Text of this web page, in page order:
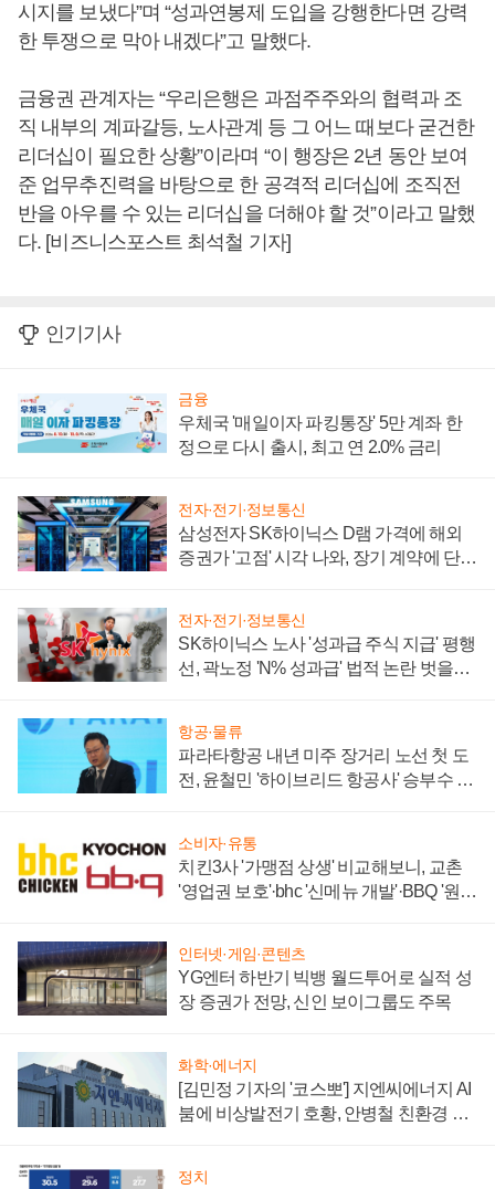
시지를 보냈다”며 “성과연봉제 도입을 강행한다면 강력
한 투쟁으로 막아 내겠다”고 말했다.
금융권 관계자는 “우리은행은 과점주주와의 협력과 조
직 내부의 계파갈등, 노사관계 등 그 어느 때보다 굳건한
리더십이 필요한 상황”이라며 “이 행장은 2년 동안 보여
준 업무추진력을 바탕으로 한 공격적 리더십에 조직전
반을 아우를 수 있는 리더십을 더해야 할 것”이라고 말했
다. [비즈니스포스트 최석철 기자]
인기기사
금융
우체국 '매일이자 파킹통장' 5만 계좌 한
정으로 다시 출시, 최고 연 2.0% 금리
전자·전기·정보통신
삼성전자 SK하이닉스 D램 가격에 해외
증권가 '고점' 시각 나와, 장기 계약에 단점
전자·전기·정보통신
SK하이닉스 노사 '성과급 주식 지급' 평행
선, 곽노정 'N% 성과급' 법적 논란 벗을지
항공·물류
파라타항공 내년 미주 장거리 노선 첫 도
전, 윤철민 '하이브리드 항공사' 승부수 통
소비자·유통
치킨3사 '가맹점 상생' 비교해보니, 교촌
'영업권 보호'·bhc '신메뉴 개발'·BBQ '원가
인터넷·게임·콘텐츠
YG엔터 하반기 빅뱅 월드투어로 실적 성
장 증권가 전망, 신인 보이그룹도 주목
화학·에너지
[김민정 기자의 '코스뽀'] 지엔씨에너지 AI
붐에 비상발전기 호황, 안병철 친환경 에
정치